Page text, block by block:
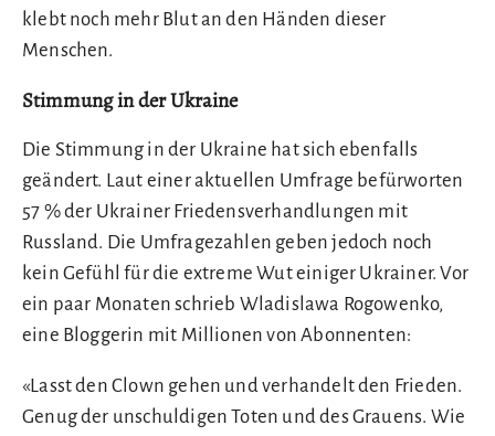
klebt noch mehr Blut an den Händen dieser
Menschen.
Stimmung in der Ukraine
Die Stimmung in der Ukraine hat sich ebenfalls
geändert. Laut einer aktuellen Umfrage befürworten
57 % der Ukrainer Friedensverhandlungen mit
Russland. Die Umfragezahlen geben jedoch noch
kein Gefühl für die extreme Wut einiger Ukrainer. Vor
ein paar Monaten schrieb Wladislawa Rogowenko,
eine Bloggerin mit Millionen von Abonnenten:
«Lasst den Clown gehen und verhandelt den Frieden.
Genug der unschuldigen Toten und des Grauens. Wie